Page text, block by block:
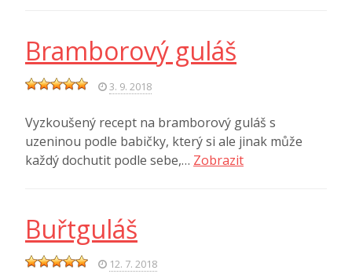
Bramborový guláš
3. 9. 2018
Vyzkoušený recept na bramborový guláš s
uzeninou podle babičky, který si ale jinak může
každý dochutit podle sebe,… Zobrazit
Buřtguláš
12. 7. 2018